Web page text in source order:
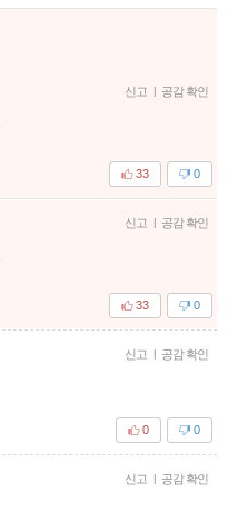
신고 | 공감 확인
0
33
신고 | 공감 확인
0
33
신고 | 공감 확인
0
0
신고 | 공감 확인